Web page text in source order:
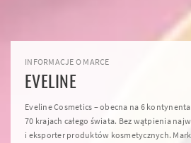
INFORMACJE O MARCE
EVELINE
Eveline Cosmetics – obecna na 6
70 krajach całego świata. Bez wątpienia
i eksporter produktów kosmetycznych.